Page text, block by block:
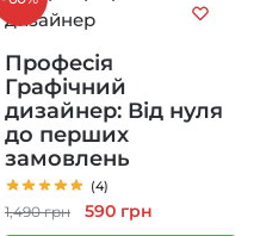
Професія
Графічний
дизайнер: Від нуля
до перших
замовлень
(4)
1,490грн
Оригінальна
590 грн